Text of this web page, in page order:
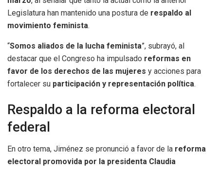
Legislatura han mantenido una postura de respaldo al
movimiento feminista.
“Somos aliados de la lucha feminista”, subrayó, al
destacar que el Congreso ha impulsado reformas en
favor de los derechos de las mujeres y acciones para
fortalecer su participación y representación política.
Respaldo a la reforma electoral
federal
En otro tema, Jiménez se pronunció a favor de la reforma
electoral promovida por la presidenta Claudia